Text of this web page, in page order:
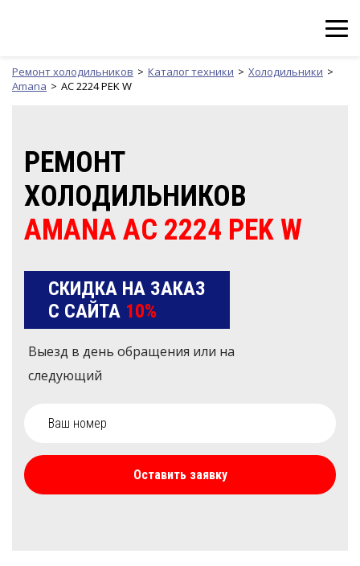
Ремонт холодильников Каталог техники
Холодильники
Amana
AC 2224 PEK W
РЕМОНТ
ХОЛОДИЛЬНИКОВ
AMANA AC 2224 PEK W
СКИДКА НА ЗАКАЗ
С САЙТА 10%
Выезд в день обращения или на
следующий
Оставить заявку